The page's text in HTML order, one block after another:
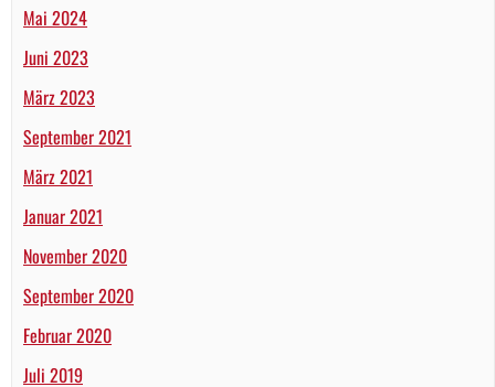
Mai 2024
Juni 2023
März 2023
September 2021
März 2021
Januar 2021
November 2020
September 2020
Februar 2020
Juli 2019